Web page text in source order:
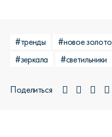
#тренды #новое золото
#зеркала
#светильники
Поделиться